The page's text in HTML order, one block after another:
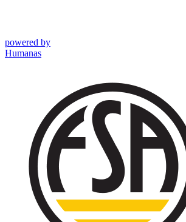
powered by
Humanas